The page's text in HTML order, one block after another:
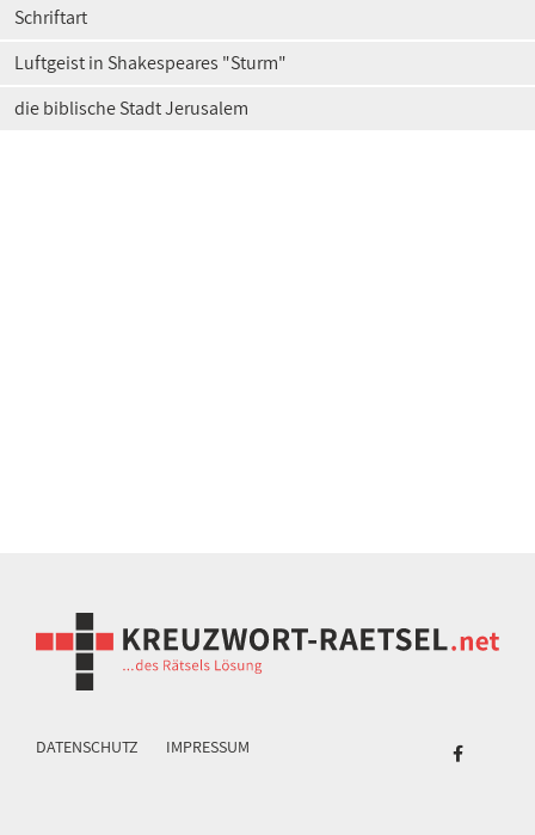
Schriftart
Luftgeist in Shakespeares "Sturm"
die biblische Stadt Jerusalem
DATENSCHUTZ IMPRESSUM